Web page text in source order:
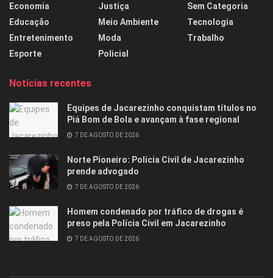
Economia
Educação
Entretenimento
Esporte
Justiça
Meio Ambiente
Moda
Policial
Sem Categoria
Tecnologia
Trabalho
Notícias recentes
Equipes de Jacarezinho conquistam títulos no
Piá Bom de Bola e avançam à fase regional
7 DE AGOSTO DE 2026
Norte Pioneiro: Polícia Civil de Jacarezinho
prende advogado
7 DE AGOSTO DE 2026
Homem condenado por tráfico de drogas é
preso pela Polícia Civil em Jacarezinho
7 DE AGOSTO DE 2026